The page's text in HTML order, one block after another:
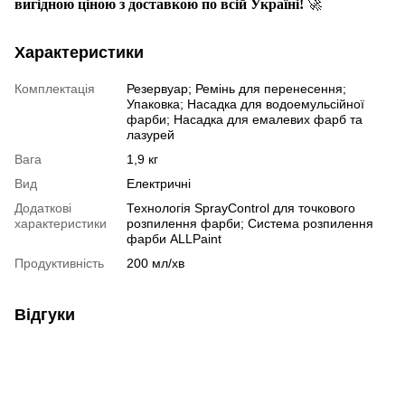
вигідною ціною з доставкою по всій Україні! 🚀
Характеристики
Комплектація
Резервуар; Ремінь для перенесення;
Упаковка; Насадка для водоемульсійної
фарби; Насадка для емалевих фарб та
лазурей
Вага
1,9 кг
Вид
Електричні
Додаткові
характеристики
Технологія SprayControl для точкового
розпилення фарби; Система розпилення
фарби ALLPaint
Продуктивність
200 мл/хв
Відгуки